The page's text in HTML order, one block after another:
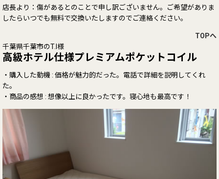
店長より：傷があるとのことで申し訳ございません。ご希望がありま
したらいつでも無料で交換いたしますのでご連絡ください。
TOPへ
千葉県千葉市のT.I様
高級ホテル仕様プレミアムポケットコイル
・購入した動機 : 価格が魅力的だった。電話で詳細を説明してくれ
た。
・商品の感想 : 想像以上に良かったです。寝心地も最高です！